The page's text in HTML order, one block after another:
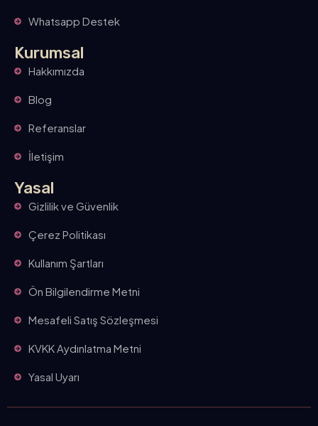
Whatsapp Destek
Kurumsal
Hakkımızda
Blog
Referanslar
İletişim
Yasal
Gizlilik ve Güvenlik
Çerez Politikası
Kullanım Şartları
Ön Bilgilendirme Metni
Mesafeli Satış Sözleşmesi
KVKK Aydınlatma Metni
Yasal Uyarı